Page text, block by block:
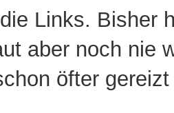
Links. Bisher
aber noch nie
öfter